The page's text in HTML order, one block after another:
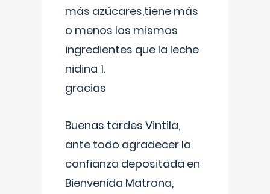
más azúcares,tiene más
o menos los mismos
ingredientes que la leche
nidina 1.
gracias
Buenas tardes Vintila,
ante todo agradecer la
confianza depositada en
Bienvenida Matrona,